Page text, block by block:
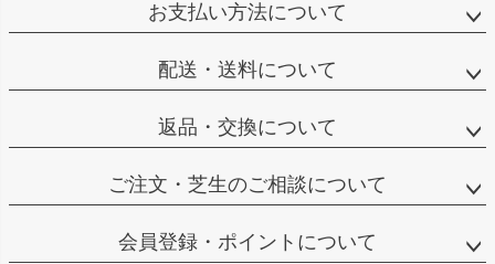
お支払い方法について
配送・送料について
返品・交換について
ご注文・芝生のご相談について
会員登録・ポイントについて